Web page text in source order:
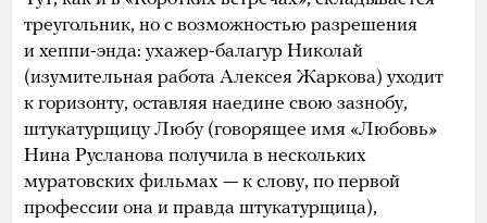
треугольник, но с возможностью разрешения
и хеппи-энда: ухажер-балагур Николай
(изумительная работа Алексея Жаркова) уходит
к горизонту, оставляя наедине свою зазнобу,
штукатурщицу Любу (говорящее имя «Любовь»
Нина Русланова получила в нескольких
муратовских фильмах — к слову, по первой
профессии она и правда штукатурщица),